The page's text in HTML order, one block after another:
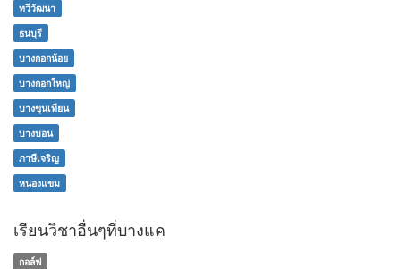
ทวีวัฒนา
ธนบุรี
บางกอกน้อย
บางกอกใหญ่
บางขุนเทียน
บางบอน
ภาษีเจริญ
หนองแขม
เรียนวิชาอื่นๆที่บางแค
กอล์ฟ